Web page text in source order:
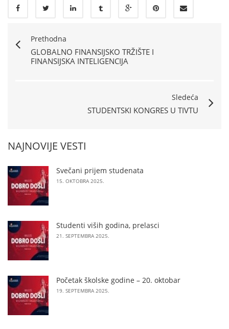
Prethodna
GLOBALNO FINANSIJSKO TRŽIŠTE I
FINANSIJSKA INTELIGENCIJA
Sledeća
STUDENTSKI KONGRES U TIVTU
NAJNOVIJE VESTI
Svečani prijem studenata
15. OKTOBRA 2025.
Studenti viših godina, prelasci
21. SEPTEMBRA 2025.
Početak školske godine – 20. oktobar
19. SEPTEMBRA 2025.